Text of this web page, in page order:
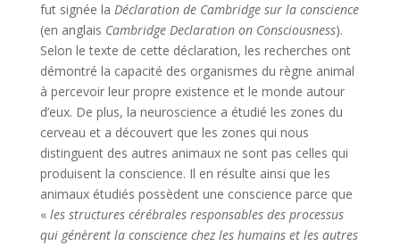
fut signée la Déclaration de Cambridge sur la conscience
(en anglais Cambridge Declaration on Consciousness).
Selon le texte de cette déclaration, les recherches ont
démontré la capacité des organismes du règne animal
à percevoir leur propre existence et le monde autour
d’eux. De plus, la neuroscience a étudié les zones du
cerveau et a découvert que les zones qui nous
distinguent des autres animaux ne sont pas celles qui
produisent la conscience. Il en résulte ainsi que les
animaux étudiés possèdent une conscience parce que
« les structures cérébrales responsables des processus
qui génèrent la conscience chez les humains et les autres